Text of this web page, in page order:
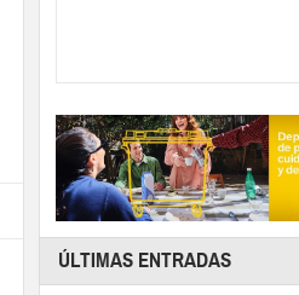
ÚLTIMAS ENTRADAS